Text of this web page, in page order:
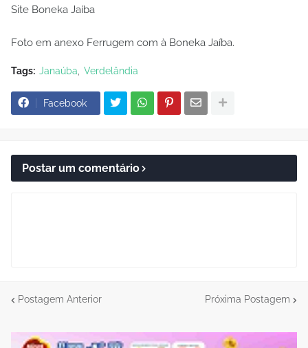
Site Boneka Jaíba
Foto em anexo Ferrugem com à Boneka Jaíba.
Tags: Janaúba Verdelândia
Facebook
Postar um comentário
Postagem Anterior Próxima Postagem